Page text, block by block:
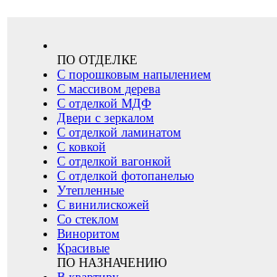
ПО ОТДЕЛКЕ
С порошковым напылением
С массивом дерева
С отделкой МДФ
Двери с зеркалом
С отделкой ламинатом
С ковкой
С отделкой вагонкой
С отделкой фотопанелью
Утепленные
С винилискожей
Со стеклом
Виноритом
Красивые
ПО НАЗНАЧЕНИЮ